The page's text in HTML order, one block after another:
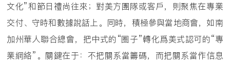
文化”和節日禮尚往來；對美方團隊或客戶，則聚焦在專業
交付、守時和數據說話上。同時，積極參與當地商會，如南
加州華人聯合總會，把中式的“圈子”轉化爲美式認可的“專
業網絡”。關鍵在于：不把關系當籌碼，而把關系當作信息